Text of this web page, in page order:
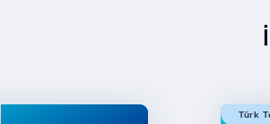
Türk